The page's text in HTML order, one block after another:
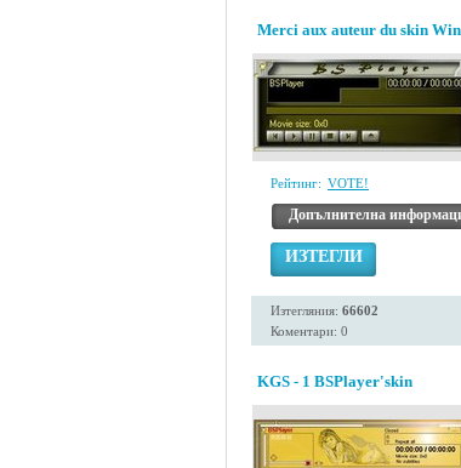
Merci aux auteur du skin
Рейтинг: VOTE!
Допълнителна
ИЗТЕГЛИ
Изтегляния: 66602
Коментари: 0
KGS - 1 BSPlayer'skin